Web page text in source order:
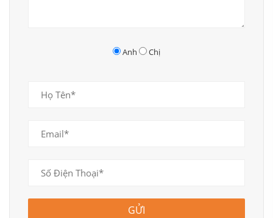
người dùng. Phần cánh cửa có tay cầm bằng màu đen
ngăn tủ với các kệ tầng chứa giày thì bên trên còn có
tạo điểm nhấn ấn tượng. Để kết hợp với tủ xếp giày,
thất M8 để hoàn thiện không gian sống của gia đình.
Anh Chị
GỬI